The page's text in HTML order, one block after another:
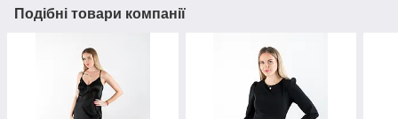
Подібні товари компанії